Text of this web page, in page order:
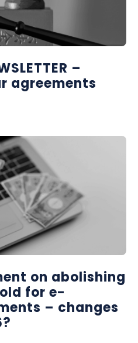
–
agreements
on abolishing
for e-
– changes